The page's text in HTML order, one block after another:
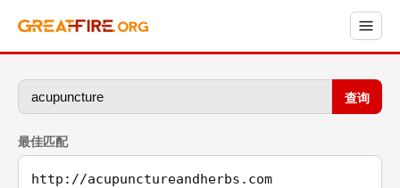
查询
最佳匹配
http://acupunctureandherbs.com